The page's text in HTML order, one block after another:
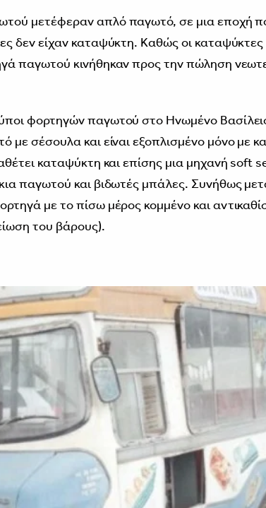
μετέφεραν απλό παγωτό, σε μια εποχή
δεν είχαν καταψύκτη. Καθώς οι καταψύκτες
παγωτού κινήθηκαν προς την πώληση
φορτηγών παγωτού στο Ηνωμένο
με σέσουλα και είναι εξοπλισμένο μόνο με
καταψύκτη και επίσης μια μηχανή soft
παγωτού και βιδωτές μπάλες. Συνήθως
με το πίσω μέρος κομμένο και
του βάρους).